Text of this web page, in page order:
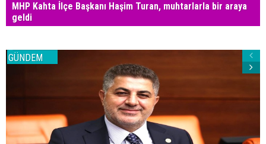
MHP Kahta İlçe Başkanı Haşim Turan, muhtarlarla bir araya
geldi
GÜNDEM